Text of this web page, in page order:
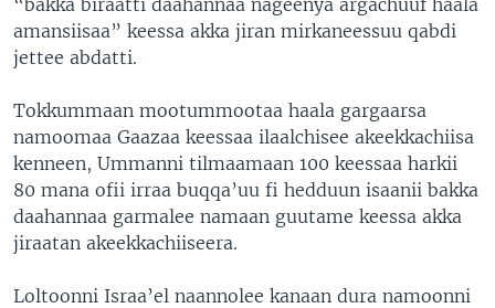
amansiisaa” keessa akka jiran mirkaneessuu qabdi
jettee abdatti.
Tokkummaan mootummootaa haala gargaarsa
namoomaa Gaazaa keessaa ilaalchisee akeekkachiisa
kenneen, Ummanni tilmaamaan 100 keessaa harkii
80 mana ofii irraa buqqa’uu fi hedduun isaanii bakka
daahannaa garmalee namaan guutame keessa akka
jiraatan akeekkachiiseera.
Loltoonni Israa’el naannolee kanaan dura namoonni